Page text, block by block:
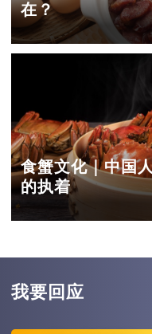
在？
食蟹文化｜中国
的执着
我要回应